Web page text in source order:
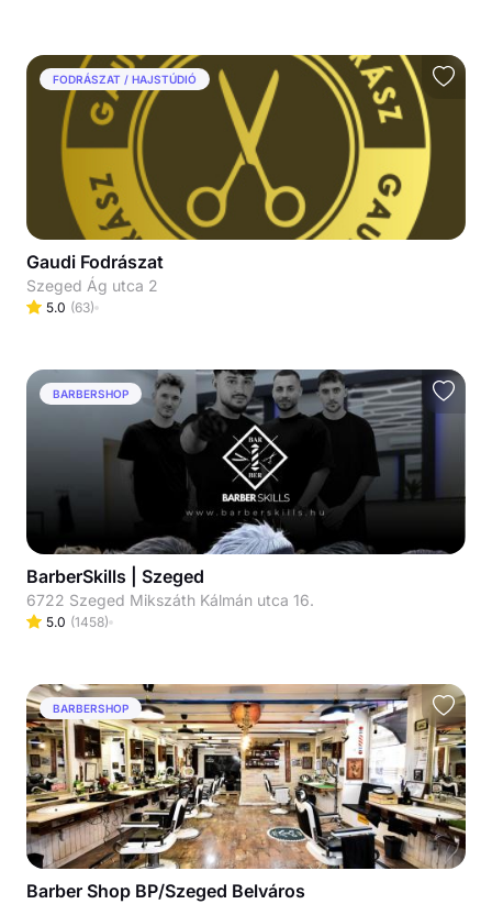
FODRÁSZAT / HAJSTÚDIÓ
Gaudi Fodrászat
Szeged Ág utca 2
5.0 (63)
BARBERSHOP
BarberSkills | Szeged
6722 Szeged Mikszáth Kálmán utca 16.
5.0 (1458)
BARBERSHOP
Barber Shop BP/Szeged Belváros